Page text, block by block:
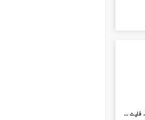
سکھ چین ریذیڈینس ایف ۔ 10,اسلام آباد میں 2 کمروں کا 5 مرلہ فلیٹ 4.5 لاکھ میں کرایہ پر دستیاب ہے۔